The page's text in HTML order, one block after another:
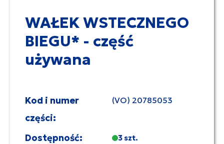
WAŁEK WSTECZNEGO
BIEGU* - część
używana
Kod i numer
części:
(VO) 20785053
Dostępność: 3 szt.